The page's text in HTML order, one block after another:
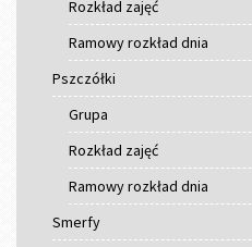
Rozkład zajęć
Ramowy rozkład dnia
Pszczółki
Grupa
Rozkład zajęć
Ramowy rozkład dnia
Smerfy